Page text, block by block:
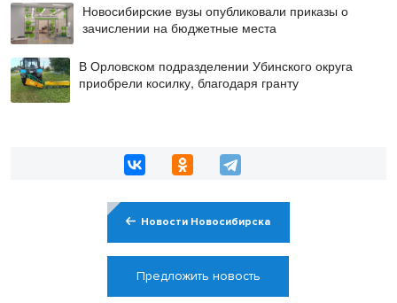
Новосибирские вузы опубликовали приказы о
зачислении на бюджетные места
В Орловском подразделении Убинского округа
приобрели косилку, благодаря гранту
Новости Новосибирска
Предложить новость